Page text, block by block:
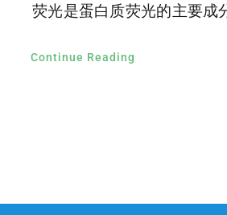
荧光是蛋白质荧光的主要成
Continue Reading